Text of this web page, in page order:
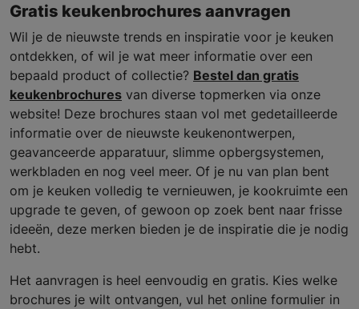
Gratis keukenbrochures aanvragen
Wil je de nieuwste trends en inspiratie voor je keuken
ontdekken, of wil je wat meer informatie over een
bepaald product of collectie? Bestel dan gratis
keukenbrochures van diverse topmerken via onze
website! Deze brochures staan vol met gedetailleerde
informatie over de nieuwste keukenontwerpen,
geavanceerde apparatuur, slimme opbergsystemen,
werkbladen en nog veel meer. Of je nu van plan bent
om je keuken volledig te vernieuwen, je kookruimte een
upgrade te geven, of gewoon op zoek bent naar frisse
ideeën, deze merken bieden je de inspiratie die je nodig
hebt.
Het aanvragen is heel eenvoudig en gratis. Kies welke
brochures je wilt ontvangen, vul het online formulier in